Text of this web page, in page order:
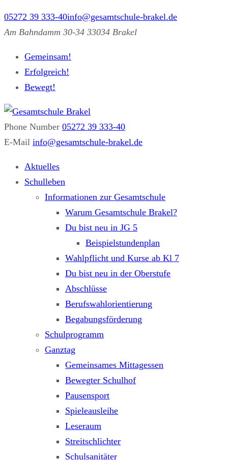
05272 39 333-40info@gesamtschule-brakel.de
Am Bahndamm 30-34 33034 Brakel
Gemeinsam!
Erfolgreich!
Bewegt!
Phone Number 05272 39 333-40
E-Mail info@gesamtschule-brakel.de
Aktuelles
Schulleben
Informationen zur Gesamtschule
Warum Gesamtschule Brakel?
Du bist neu in JG 5
Beispielstundenplan
Wahlpflicht und Kurse ab Kl 7
Du bist neu in der Oberstufe
Abschlüsse
Berufswahlorientierung
Begabungsförderung
Schulprogramm
Ganztag
Gemeinsames Mittagessen
Bewegter Schulhof
Pausensport
Spieleausleihe
Leseraum
Streitschlichter
Schulsanitäter